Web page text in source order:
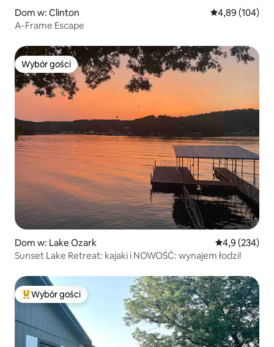
Dom w: Clinton Średnia
4,89 (104)
A-Frame Escape
Wybór gości
Wybór gości
Dom w: Lake Ozark Średnia
4,9 (234)
Sunset Lake Retreat: kajaki i NOWOŚĆ: wynajem łodzi!
Najpopularniejsze z kategorii Wybór gości
Wybór gości